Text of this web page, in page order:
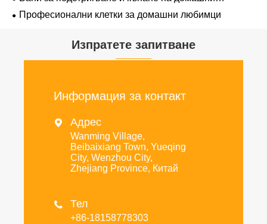
любимци
Професионални клетки за домашни любимци
Изпратете запитване
Информация за контакт
 Адрес
Wanming Village,
Beibaixiang Town, Yueqing
City, Wenzhou City,
Zhejiang Province, Китай
 Тел
+86-18158778303